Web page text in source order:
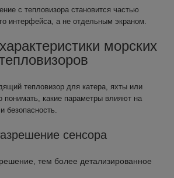
с тепловизора становится частью
интерфейса, а не отдельным экраном.
морских
тепловизор для катера, яхты или
понимать, какие параметры влияют на
безопасность.
сенсора
тем более детализированное